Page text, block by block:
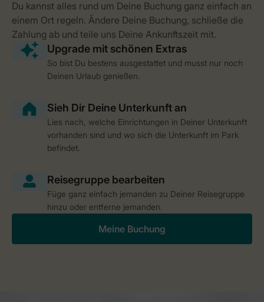
So bist Du bestens ausgestattet und musst nur noch
Deinen Urlaub genießen.
Lies nach, welche Einrichtungen in Deiner Unterkunft
vorhanden sind und wo sich die Unterkunft im Park
befindet.
Füge ganz einfach jemanden zu Deiner Reisegruppe
hinzu oder entferne jemanden.
Meine Buchung